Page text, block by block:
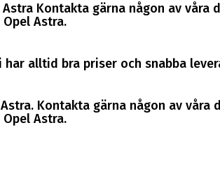
Kontakta gärna någon av våra
Astra.
alltid bra priser och snabba
Kontakta gärna någon av våra
Astra.